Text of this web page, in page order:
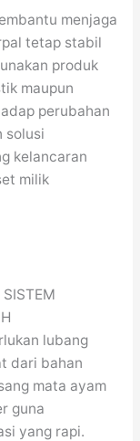
menjaga
tetap stabil
produk
maupun
perubahan
solusi
kelancaran
milik
lubang
dari bahan
mata ayam
guna
yang rapi.